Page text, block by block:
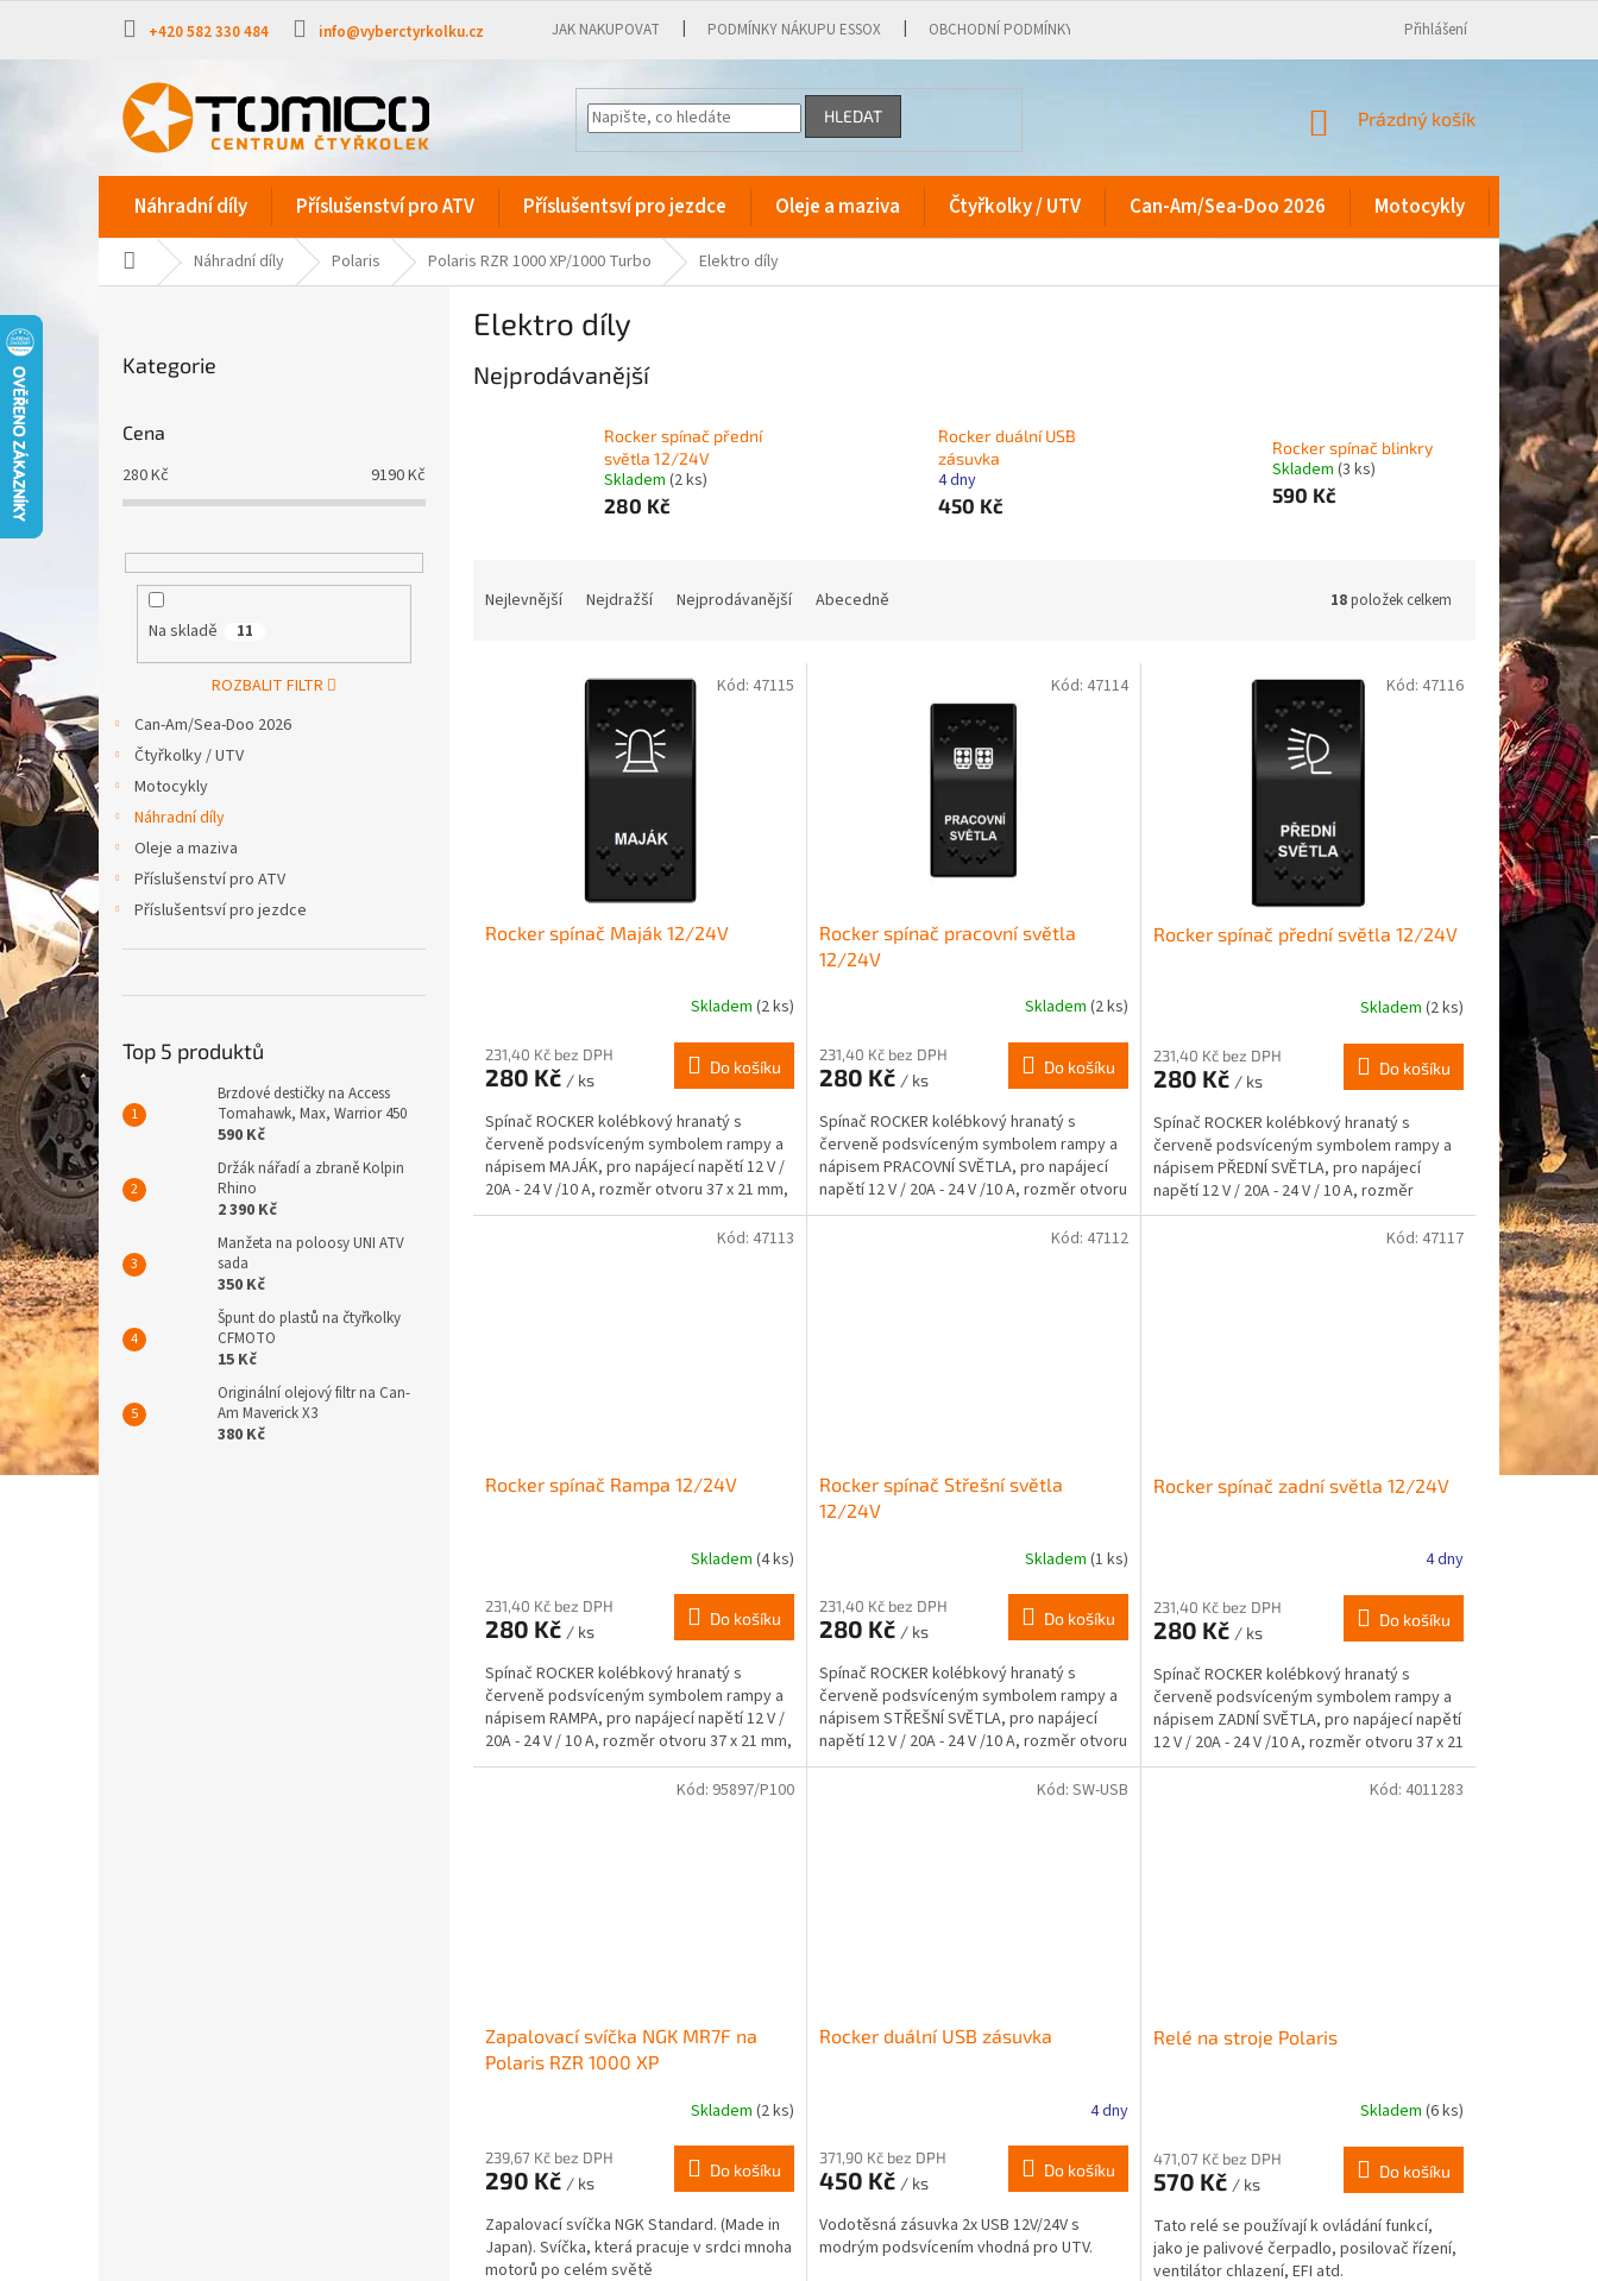
obsah
+420 582 330 484 info@vyberctyrkolku.cz JAK NAKUPOVAT PODMÍNKY NÁKUPU ESSOX OBCHODNÍ PODMÍNKY Přihlášení
HLEDAT
NÁKUPNÍ
Prázdný košík
Náhradní díly Příslušenství pro ATV Příslušentsví pro jezdce Oleje a maziva Čtyřkolky / UTV Can-Am/Sea-Doo 2026 Motocykly
Domů Náhradní díly Polaris Polaris RZR 1000 XP/1000 Turbo Elektro díly
kategorie
Kategorie
Cena
280Kč 9190Kč
Na skladě 11
ROZBALIT FILTR
Can-Am/Sea-Doo 2026
Čtyřkolky / UTV
Motocykly
Náhradní díly
Oleje a maziva
Příslušenství pro ATV
Příslušentsví pro jezdce
Top 5 produktů
Brzdové destičky na Access
Tomahawk, Max, Warrior 450
590 Kč
Držák nářadí a zbraně Kolpin
Rhino
2 390 Kč
Manžeta na poloosy UNI ATV
sada
350 Kč
Špunt do plastů na čtyřkolky
CFMOTO
15 Kč
Originální olejový filtr na Can-
Am Maverick X3
380 Kč
Elektro díly
Nejprodávanější
Rocker spínač přední
světla 12/24V
Skladem (2 ks)
280 Kč
Rocker duální USB
zásuvka
4 dny
450 Kč
Rocker spínač blinkry
Skladem (3 ks)
590 Kč
Nejlevnější Nejdražší Nejprodávanější Abecedně 18položek celkem
Rocker spínač Maják 12/24V
Skladem (2 ks)
231,40 Kč bez DPH
280 Kč / ks
Do košíku
Spínač ROCKER kolébkový hranatý s
červeně podsvíceným symbolem rampy a
nápisem MAJÁK, pro napájecí napětí 12 V /
20A - 24 V /10 A, rozměr otvoru 37 x 21 mm,
LED podsvícení.
Kód: 47115
Rocker spínač pracovní světla
12/24V
Skladem (2 ks)
231,40 Kč bez DPH
280 Kč / ks
Do košíku
Spínač ROCKER kolébkový hranatý s
červeně podsvíceným symbolem rampy a
nápisem PRACOVNÍ SVĚTLA, pro napájecí
napětí 12 V / 20A - 24 V /10 A, rozměr otvoru
37 x 21 mm, LED...
Kód: 47114
Rocker spínač přední světla 12/24V
Skladem (2 ks)
231,40 Kč bez DPH
280 Kč / ks
Do košíku
Spínač ROCKER kolébkový hranatý s
červeně podsvíceným symbolem rampy a
nápisem PŘEDNÍ SVĚTLA, pro napájecí
napětí 12 V / 20A - 24 V / 10 A, rozměr
otvoru 37 x 21 mm, LED...
Kód: 47116
Rocker spínač Rampa 12/24V
Skladem (4 ks)
231,40 Kč bez DPH
280 Kč / ks
Do košíku
Spínač ROCKER kolébkový hranatý s
červeně podsvíceným symbolem rampy a
nápisem RAMPA, pro napájecí napětí 12 V /
20A - 24 V / 10 A, rozměr otvoru 37 x 21 mm,
LED podsvícení.
Kód: 47113
Rocker spínač Střešní světla
12/24V
Skladem (1 ks)
231,40 Kč bez DPH
280 Kč / ks
Do košíku
Spínač ROCKER kolébkový hranatý s
červeně podsvíceným symbolem rampy a
nápisem STŘEŠNÍ SVĚTLA, pro napájecí
napětí 12 V / 20A - 24 V /10 A, rozměr otvoru
37 x 21 mm, LED...
Kód: 47112
Rocker spínač zadní světla 12/24V
4 dny
231,40 Kč bez DPH
280 Kč / ks
Do košíku
Spínač ROCKER kolébkový hranatý s
červeně podsvíceným symbolem rampy a
nápisem ZADNÍ SVĚTLA, pro napájecí napětí
12 V / 20A - 24 V /10 A, rozměr otvoru 37 x 21
mm, LED podsvícení.
Kód: 47117
Zapalovací svíčka NGK MR7F na
Polaris RZR 1000 XP
Skladem (2 ks)
239,67 Kč bez DPH
290 Kč / ks
Do košíku
Zapalovací svíčka NGK Standard. (Made in
Japan). Svíčka, která pracuje v srdci mnoha
motorů po celém světě
Kód: 95897/P100
Rocker duální USB zásuvka
4 dny
371,90 Kč bez DPH
450 Kč / ks
Do košíku
Vodotěsná zásuvka 2x USB 12V/24V s
modrým podsvícením vhodná pro UTV.
Kód: SW-USB
Relé na stroje Polaris
Skladem (6 ks)
471,07 Kč bez DPH
570 Kč / ks
Do košíku
Tato relé se používají k ovládání funkcí,
jako je palivové čerpadlo, posilovač řízení,
ventilátor chlazení, EFI atd.
Kód: 4011283